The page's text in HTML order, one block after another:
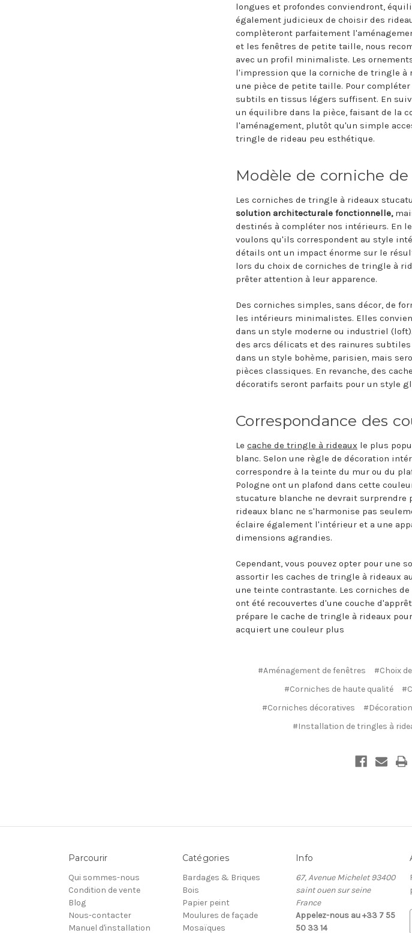
longues et profondes conviendront,
également judicieux de choisir des
complèteront parfaitement
et les fenêtres de petite taille, nous
avec un profil minimaliste. Les
l'impression que la corniche de tringle
une pièce de petite taille. Pour
subtils en tissus légers suffisent. En
un équilibre dans la pièce, faisant de la
l'aménagement, plutôt qu'un simple
tringle de rideau peu esthétique.
Modèle de corniche
Les corniches de tringle à rideaux
solution architecturale fonctionnelle,
destinés à compléter nos intérieurs. En
voulons qu'ils correspondent au style
détails ont un impact énorme sur le
lors du choix de corniches de tringle à
prêter attention à leur apparence.
Des corniches simples, sans décor, de
les intérieurs minimalistes. Elles
dans un style moderne ou industriel
des arcs délicats et des rainures
dans un style bohème, parisien, mais
pièces classiques. En revanche, des
décoratifs seront parfaits pour un style
Correspondance des
Le cache de tringle à rideaux le plus
blanc. Selon une règle de décoration
correspondre à la teinte du mur ou du
Pologne ont un plafond dans cette
stucature blanche ne devrait surprendre
rideaux blanc ne s'harmonise pas
éclaire également l'intérieur et a une
dimensions agrandies.
Cependant, vous pouvez opter pour une
assortir les caches de tringle à rideaux
une teinte contrastante. Les corniches
ont été recouvertes d'une couche
prépare le cache de tringle à rideaux
acquiert une couleur plus
#Aménagement de fenêtres #Choix
#Corniches de haute qualité
#Corniches décoratives
#Installation de tringles à
Parcourir
Qui sommes-nous
Condition de vente
Blog
Nous-contacter
Manuel d'installation
Catégories
Bardages & Briques
Bois
Papier peint
Moulures de façade
Mosaïques
Info
67, Avenue Michelet 93400
saint ouen sur seine
France
Appelez-nous au +33 7 55
50 33 14